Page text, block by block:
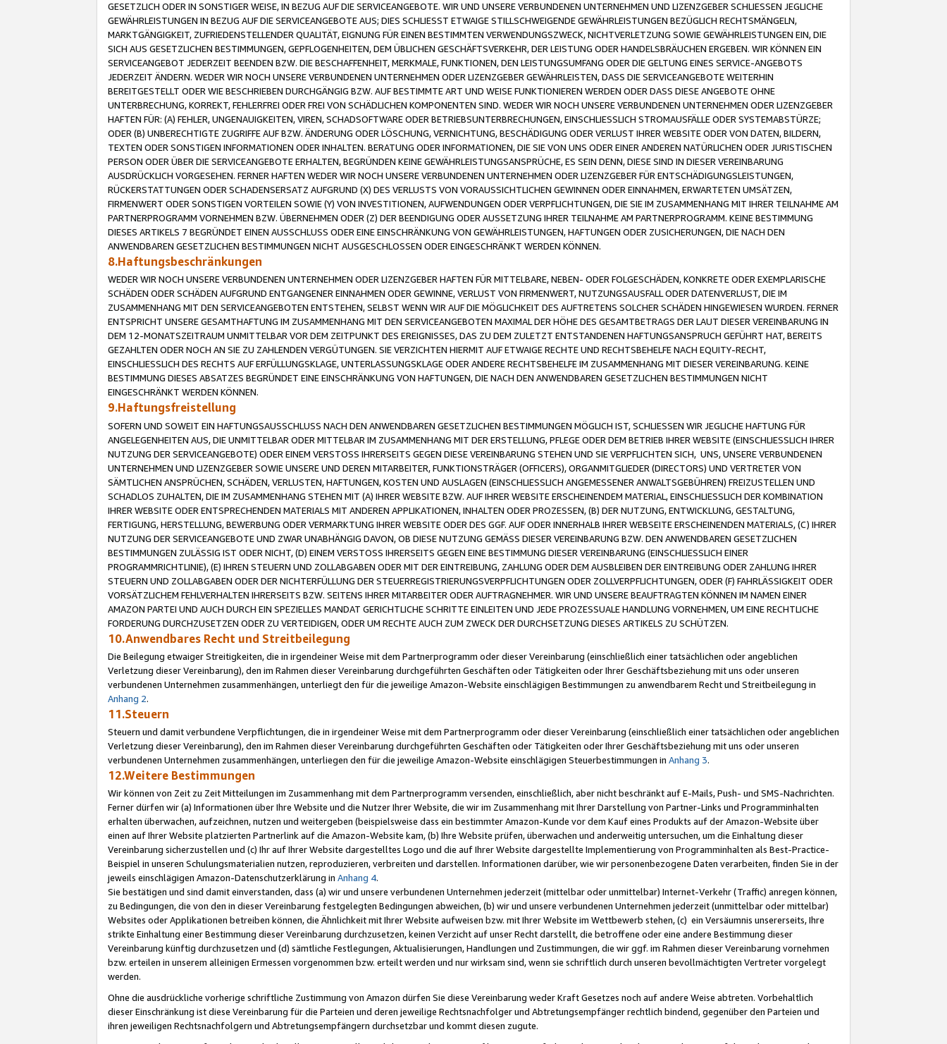
GESETZLICH ODER IN SONSTIGER WEISE, IN BEZUG AUF DIE SERVICEANGEBOTE. WIR UND UNSERE VERBUNDENEN UNTERNEHMEN UND LIZENZGEBER SCHLIESSEN JEGLICHE
GEWÄHRLEISTUNGEN IN BEZUG AUF DIE SERVICEANGEBOTE AUS; DIES SCHLIESST ETWAIGE STILLSCHWEIGENDE GEWÄHRLEISTUNGEN BEZÜGLICH RECHTSMÄNGELN,
MARKTGÄNGIGKEIT, ZUFRIEDENSTELLENDER QUALITÄT, EIGNUNG FÜR EINEN BESTIMMTEN VERWENDUNGSZWECK, NICHTVERLETZUNG SOWIE GEWÄHRLEISTUNGEN EIN, DIE
SICH AUS GESETZLICHEN BESTIMMUNGEN, GEPFLOGENHEITEN, DEM ÜBLICHEN GESCHÄFTSVERKEHR, DER LEISTUNG ODER HANDELSBRÄUCHEN ERGEBEN. WIR KÖNNEN EIN
SERVICEANGEBOT JEDERZEIT BEENDEN BZW. DIE BESCHAFFENHEIT, MERKMALE, FUNKTIONEN, DEN LEISTUNGSUMFANG ODER DIE GELTUNG EINES SERVICE-ANGEBOTS
JEDERZEIT ÄNDERN. WEDER WIR NOCH UNSERE VERBUNDENEN UNTERNEHMEN ODER LIZENZGEBER GEWÄHRLEISTEN, DASS DIE SERVICEANGEBOTE WEITERHIN
BEREITGESTELLT ODER WIE BESCHRIEBEN DURCHGÄNGIG BZW. AUF BESTIMMTE ART UND WEISE FUNKTIONIEREN WERDEN ODER DASS DIESE ANGEBOTE OHNE
UNTERBRECHUNG, KORREKT, FEHLERFREI ODER FREI VON SCHÄDLICHEN KOMPONENTEN SIND. WEDER WIR NOCH UNSERE VERBUNDENEN UNTERNEHMEN ODER LIZENZGEBER
HAFTEN FÜR: (A) FEHLER, UNGENAUIGKEITEN, VIREN, SCHADSOFTWARE ODER BETRIEBSUNTERBRECHUNGEN, EINSCHLIESSLICH STROMAUSFÄLLE ODER SYSTEMABSTÜRZE;
ODER (B) UNBERECHTIGTE ZUGRIFFE AUF BZW. ÄNDERUNG ODER LÖSCHUNG, VERNICHTUNG, BESCHÄDIGUNG ODER VERLUST IHRER WEBSITE ODER VON DATEN, BILDERN,
TEXTEN ODER SONSTIGEN INFORMATIONEN ODER INHALTEN. BERATUNG ODER INFORMATIONEN, DIE SIE VON UNS ODER EINER ANDEREN NATÜRLICHEN ODER JURISTISCHEN
PERSON ODER ÜBER DIE SERVICEANGEBOTE ERHALTEN, BEGRÜNDEN KEINE GEWÄHRLEISTUNGSANSPRÜCHE, ES SEIN DENN, DIESE SIND IN DIESER VEREINBARUNG
AUSDRÜCKLICH VORGESEHEN. FERNER HAFTEN WEDER WIR NOCH UNSERE VERBUNDENEN UNTERNEHMEN ODER LIZENZGEBER FÜR ENTSCHÄDIGUNGSLEISTUNGEN,
RÜCKERSTATTUNGEN ODER SCHADENSERSATZ AUFGRUND (X) DES VERLUSTS VON VORAUSSICHTLICHEN GEWINNEN ODER EINNAHMEN, ERWARTETEN UMSÄTZEN,
FIRMENWERT ODER SONSTIGEN VORTEILEN SOWIE (Y) VON INVESTITIONEN, AUFWENDUNGEN ODER VERPFLICHTUNGEN, DIE SIE IM ZUSAMMENHANG MIT IHRER TEILNAHME AM
PARTNERPROGRAMM VORNEHMEN BZW. ÜBERNEHMEN ODER (Z) DER BEENDIGUNG ODER AUSSETZUNG IHRER TEILNAHME AM PARTNERPROGRAMM. KEINE BESTIMMUNG
DIESES ARTIKELS 7 BEGRÜNDET EINEN AUSSCHLUSS ODER EINE EINSCHRÄNKUNG VON GEWÄHRLEISTUNGEN, HAFTUNGEN ODER ZUSICHERUNGEN, DIE NACH DEN
ANWENDBAREN GESETZLICHEN BESTIMMUNGEN NICHT AUSGESCHLOSSEN ODER EINGESCHRÄNKT WERDEN KÖNNEN.
8.Haftungsbeschränkungen
WEDER WIR NOCH UNSERE VERBUNDENEN UNTERNEHMEN ODER LIZENZGEBER HAFTEN FÜR MITTELBARE, NEBEN- ODER FOLGESCHÄDEN, KONKRETE ODER EXEMPLARISCHE
SCHÄDEN ODER SCHÄDEN AUFGRUND ENTGANGENER EINNAHMEN ODER GEWINNE, VERLUST VON FIRMENWERT, NUTZUNGSAUSFALL ODER DATENVERLUST, DIE IM
ZUSAMMENHANG MIT DEN SERVICEANGEBOTEN ENTSTEHEN, SELBST WENN WIR AUF DIE MÖGLICHKEIT DES AUFTRETENS SOLCHER SCHÄDEN HINGEWIESEN WURDEN. FERNER
ENTSPRICHT UNSERE GESAMTHAFTUNG IM ZUSAMMENHANG MIT DEN SERVICEANGEBOTEN MAXIMAL DER HÖHE DES GESAMTBETRAGS DER LAUT DIESER VEREINBARUNG IN
DEM 12-MONATSZEITRAUM UNMITTELBAR VOR DEM ZEITPUNKT DES EREIGNISSES, DAS ZU DEM ZULETZT ENTSTANDENEN HAFTUNGSANSPRUCH GEFÜHRT HAT, BEREITS
GEZAHLTEN ODER NOCH AN SIE ZU ZAHLENDEN VERGÜTUNGEN. SIE VERZICHTEN HIERMIT AUF ETWAIGE RECHTE UND RECHTSBEHELFE NACH EQUITY-RECHT,
EINSCHLIESSLICH DES RECHTS AUF ERFÜLLUNGSKLAGE, UNTERLASSUNGSKLAGE ODER ANDERE RECHTSBEHELFE IM ZUSAMMENHANG MIT DIESER VEREINBARUNG. KEINE
BESTIMMUNG DIESES ABSATZES BEGRÜNDET EINE EINSCHRÄNKUNG VON HAFTUNGEN, DIE NACH DEN ANWENDBAREN GESETZLICHEN BESTIMMUNGEN NICHT
EINGESCHRÄNKT WERDEN KÖNNEN.
9.Haftungsfreistellung
SOFERN UND SOWEIT EIN HAFTUNGSAUSSCHLUSS NACH DEN ANWENDBAREN GESETZLICHEN BESTIMMUNGEN MÖGLICH IST, SCHLIESSEN WIR JEGLICHE HAFTUNG FÜR
ANGELEGENHEITEN AUS, DIE UNMITTELBAR ODER MITTELBAR IM ZUSAMMENHANG MIT DER ERSTELLUNG, PFLEGE ODER DEM BETRIEB IHRER WEBSITE (EINSCHLIESSLICH IHRER
NUTZUNG DER SERVICEANGEBOTE) ODER EINEM VERSTOSS IHRERSEITS GEGEN DIESE VEREINBARUNG STEHEN UND SIE VERPFLICHTEN SICH, UNS, UNSERE VERBUNDENEN
UNTERNEHMEN UND LIZENZGEBER SOWIE UNSERE UND DEREN MITARBEITER, FUNKTIONSTRÄGER (OFFICERS), ORGANMITGLIEDER (DIRECTORS) UND VERTRETER VON
SÄMTLICHEN ANSPRÜCHEN, SCHÄDEN, VERLUSTEN, HAFTUNGEN, KOSTEN UND AUSLAGEN (EINSCHLIESSLICH ANGEMESSENER ANWALTSGEBÜHREN) FREIZUSTELLEN UND
SCHADLOS ZUHALTEN, DIE IM ZUSAMMENHANG STEHEN MIT (A) IHRER WEBSITE BZW. AUF IHRER WEBSITE ERSCHEINENDEM MATERIAL, EINSCHLIESSLICH DER KOMBINATION
IHRER WEBSITE ODER ENTSPRECHENDEN MATERIALS MIT ANDEREN APPLIKATIONEN, INHALTEN ODER PROZESSEN, (B) DER NUTZUNG, ENTWICKLUNG, GESTALTUNG,
FERTIGUNG, HERSTELLUNG, BEWERBUNG ODER VERMARKTUNG IHRER WEBSITE ODER DES GGF. AUF ODER INNERHALB IHRER WEBSEITE ERSCHEINENDEN MATERIALS, (C) IHRER
NUTZUNG DER SERVICEANGEBOTE UND ZWAR UNABHÄNGIG DAVON, OB DIESE NUTZUNG GEMÄSS DIESER VEREINBARUNG BZW. DEN ANWENDBAREN GESETZLICHEN
BESTIMMUNGEN ZULÄSSIG IST ODER NICHT, (D) EINEM VERSTOSS IHRERSEITS GEGEN EINE BESTIMMUNG DIESER VEREINBARUNG (EINSCHLIESSLICH EINER
PROGRAMMRICHTLINIE), (E) IHREN STEUERN UND ZOLLABGABEN ODER MIT DER EINTREIBUNG, ZAHLUNG ODER DEM AUSBLEIBEN DER EINTREIBUNG ODER ZAHLUNG IHRER
STEUERN UND ZOLLABGABEN ODER DER NICHTERFÜLLUNG DER STEUERREGISTRIERUNGSVERPFLICHTUNGEN ODER ZOLLVERPFLICHTUNGEN, ODER (F) FAHRLÄSSIGKEIT ODER
VORSÄTZLICHEM FEHLVERHALTEN IHRERSEITS BZW. SEITENS IHRER MITARBEITER ODER AUFTRAGNEHMER. WIR UND UNSERE BEAUFTRAGTEN KÖNNEN IM NAMEN EINER
AMAZON PARTEI UND AUCH DURCH EIN SPEZIELLES MANDAT GERICHTLICHE SCHRITTE EINLEITEN UND JEDE PROZESSUALE HANDLUNG VORNEHMEN, UM EINE RECHTLICHE
FORDERUNG DURCHZUSETZEN ODER ZU VERTEIDIGEN, ODER UM RECHTE AUCH ZUM ZWECK DER DURCHSETZUNG DIESES ARTIKELS ZU SCHÜTZEN.
10.Anwendbares Recht und Streitbeilegung
Die Beilegung etwaiger Streitigkeiten, die in irgendeiner Weise mit dem Partnerprogramm oder dieser Vereinbarung (einschließlich einer tatsächlichen oder angeblichen
Verletzung dieser Vereinbarung), den im Rahmen dieser Vereinbarung durchgeführten Geschäften oder Tätigkeiten oder Ihrer Geschäftsbeziehung mit uns oder unseren
verbundenen Unternehmen zusammenhängen, unterliegt den für die jeweilige Amazon-Website einschlägigen Bestimmungen zu anwendbarem Recht und Streitbeilegung in
Anhang 2.
11.Steuern
Steuern und damit verbundene Verpflichtungen, die in irgendeiner Weise mit dem Partnerprogramm oder dieser Vereinbarung (einschließlich einer tatsächlichen oder angeblichen
Verletzung dieser Vereinbarung), den im Rahmen dieser Vereinbarung durchgeführten Geschäften oder Tätigkeiten oder Ihrer Geschäftsbeziehung mit uns oder unseren
verbundenen Unternehmen zusammenhängen, unterliegen den für die jeweilige Amazon-Website einschlägigen Steuerbestimmungen in Anhang 3.
12.Weitere Bestimmungen
Wir können von Zeit zu Zeit Mitteilungen im Zusammenhang mit dem Partnerprogramm versenden, einschließlich, aber nicht beschränkt auf E-Mails, Push- und SMS-Nachrichten.
Ferner dürfen wir (a) Informationen über Ihre Website und die Nutzer Ihrer Website, die wir im Zusammenhang mit Ihrer Darstellung von Partner-Links und Programminhalten
erhalten überwachen, aufzeichnen, nutzen und weitergeben (beispielsweise dass ein bestimmter Amazon-Kunde vor dem Kauf eines Produkts auf der Amazon-Website über
einen auf Ihrer Website platzierten Partnerlink auf die Amazon-Website kam, (b) Ihre Website prüfen, überwachen und anderweitig untersuchen, um die Einhaltung dieser
Vereinbarung sicherzustellen und (c) Ihr auf Ihrer Website dargestelltes Logo und die auf Ihrer Website dargestellte Implementierung von Programminhalten als Best-Practice-
Beispiel in unseren Schulungsmaterialien nutzen, reproduzieren, verbreiten und darstellen. Informationen darüber, wie wir personenbezogene Daten verarbeiten, finden Sie in der
jeweils einschlägigen Amazon-Datenschutzerklärung in Anhang 4.
Sie bestätigen und sind damit einverstanden, dass (a) wir und unsere verbundenen Unternehmen jederzeit (mittelbar oder unmittelbar) Internet-Verkehr (Traffic) anregen können,
zu Bedingungen, die von den in dieser Vereinbarung festgelegten Bedingungen abweichen, (b) wir und unsere verbundenen Unternehmen jederzeit (unmittelbar oder mittelbar)
Websites oder Applikationen betreiben können, die Ähnlichkeit mit Ihrer Website aufweisen bzw. mit Ihrer Website im Wettbewerb stehen, (c) ein Versäumnis unsererseits, Ihre
strikte Einhaltung einer Bestimmung dieser Vereinbarung durchzusetzen, keinen Verzicht auf unser Recht darstellt, die betroffene oder eine andere Bestimmung dieser
Vereinbarung künftig durchzusetzen und (d) sämtliche Festlegungen, Aktualisierungen, Handlungen und Zustimmungen, die wir ggf. im Rahmen dieser Vereinbarung vornehmen
bzw. erteilen in unserem alleinigen Ermessen vorgenommen bzw. erteilt werden und nur wirksam sind, wenn sie schriftlich durch unseren bevollmächtigten Vertreter vorgelegt
werden.
Ohne die ausdrückliche vorherige schriftliche Zustimmung von Amazon dürfen Sie diese Vereinbarung weder Kraft Gesetzes noch auf andere Weise abtreten. Vorbehaltlich
dieser Einschränkung ist diese Vereinbarung für die Parteien und deren jeweilige Rechtsnachfolger und Abtretungsempfänger rechtlich bindend, gegenüber den Parteien und
ihren jeweiligen Rechtsnachfolgern und Abtretungsempfängern durchsetzbar und kommt diesen zugute.